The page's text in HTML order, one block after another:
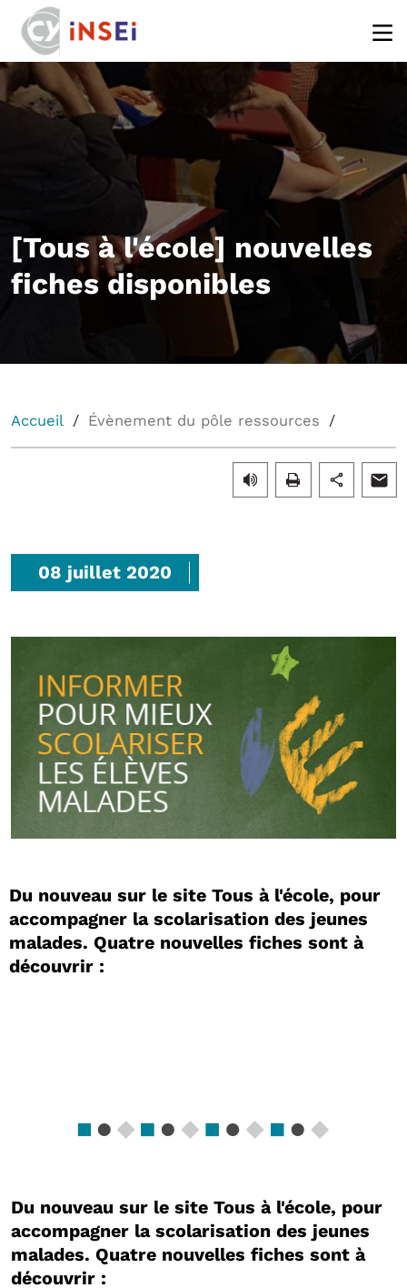
[Tous à l'école] nouvelles
fiches disponibles
Accueil Évènement du pôle ressources
08 juillet 2020
Du nouveau sur le site Tous à l'école, pour
accompagner la scolarisation des jeunes
malades. Quatre nouvelles fiches sont à
découvrir :
Du nouveau sur le site Tous à l'école, pour
accompagner la scolarisation des jeunes
malades. Quatre nouvelles fiches sont à
découvrir :